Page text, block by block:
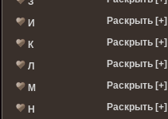
И Раскрыть [+]
К Раскрыть [+]
Л Раскрыть [+]
М Раскрыть [+]
Н Раскрыть [+]